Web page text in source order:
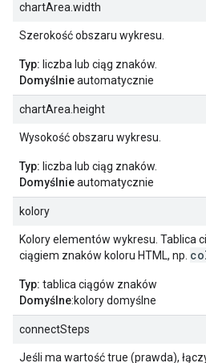
chartArea.width
Szerokość obszaru wykresu.
Typ: liczba lub ciąg znaków.
Domyślnieautomatycznie
chartArea.height
Wysokość obszaru wykresu.
Typ: liczba lub ciąg znaków.
Domyślnieautomatycznie
kolory
Kolory elementów wykresu. Tablica
ciągiem znaków koloru HTML, np.
Typ: tablica ciągów znaków
Domyślne:kolory domyślne
connectSteps
Jeśli ma wartość true (prawda),